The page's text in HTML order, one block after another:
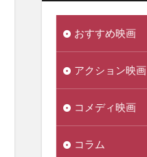
おすすめ映画
アクション映画
コメディ映画
コラム